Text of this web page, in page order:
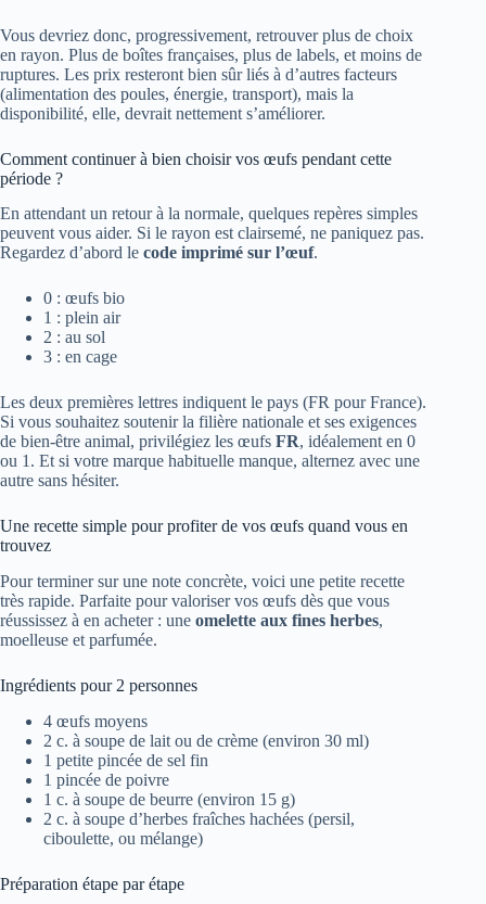
Vous devriez donc, progressivement, retrouver plus de choix
en rayon. Plus de boîtes françaises, plus de labels, et moins de
ruptures. Les prix resteront bien sûr liés à d’autres facteurs
(alimentation des poules, énergie, transport), mais la
disponibilité, elle, devrait nettement s’améliorer.
Comment continuer à bien choisir vos œufs pendant cette
période ?
En attendant un retour à la normale, quelques repères simples
peuvent vous aider. Si le rayon est clairsemé, ne paniquez pas.
Regardez d’abord le code imprimé sur l’œuf.
0 : œufs bio
1 : plein air
2 : au sol
3 : en cage
Les deux premières lettres indiquent le pays (FR pour France).
Si vous souhaitez soutenir la filière nationale et ses exigences
de bien-être animal, privilégiez les œufs FR, idéalement en 0
ou 1. Et si votre marque habituelle manque, alternez avec une
autre sans hésiter.
Une recette simple pour profiter de vos œufs quand vous en
trouvez
Pour terminer sur une note concrète, voici une petite recette
très rapide. Parfaite pour valoriser vos œufs dès que vous
réussissez à en acheter : une omelette aux fines herbes,
moelleuse et parfumée.
Ingrédients pour 2 personnes
4 œufs moyens
2 c. à soupe de lait ou de crème (environ 30 ml)
1 petite pincée de sel fin
1 pincée de poivre
1 c. à soupe de beurre (environ 15 g)
2 c. à soupe d’herbes fraîches hachées (persil,
ciboulette, ou mélange)
Préparation étape par étape